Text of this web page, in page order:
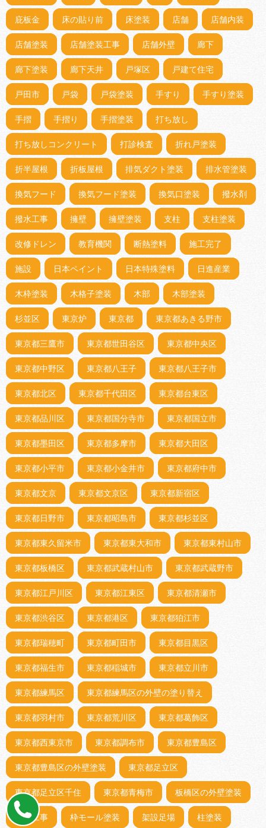
庇板金 床の貼り前 床塗装 店舗 店舗内装
店舗塗装 店舗塗装工事 店舗外壁 廊下
廊下塗装 廊下天井 戸塚区 戸建て住宅
戸田市 戸袋 戸袋塗装 手すり 手すり塗装
手摺 手摺り 手摺塗装 打ち放し
打ち放しコンクリート 打診検査 折れ戸塗装
折半屋根 折板屋根 排気ダクト塗装 排水管塗装
換気フード 換気フード塗装 換気口塗装 撥水剤
撥水工事 擁壁 擁壁塗装 支柱 支柱塗装
改修ドレン 教育機関 断熱塗料 施工完了
施設 日本ペイント 日本特殊塗料 日進産業
木枠塗装 木格子塗装 木部 木部塗装
杉並区 東京炉 東京都 東京都あきる野市
東京都三鷹市 東京都世田谷区 東京都中央区
東京都中野区 東京都八王子 東京都八王子市
東京都北区 東京都千代田区 東京都台東区
東京都品川区 東京都国分寺市 東京都国立市
東京都墨田区 東京都多摩市 東京都大田区
東京都小平市 東京都小金井市 東京都府中市
東京都文京 東京都文京区 東京都新宿区
東京都日野市 東京都昭島市 東京都杉並区
東京都東久留米市 東京都東大和市 東京都東村山市
東京都板橋区 東京都武蔵村山市 東京都武蔵野市
東京都江戸川区 東京都江東区 東京都清瀬市
東京都渋谷区 東京都港区 東京都狛江市
東京都瑞穂町 東京都町田市 東京都目黒区
東京都福生市 東京都稲城市 東京都立川市
東京都練馬区 東京都練馬区の外壁の塗り替え
東京都羽村市 東京都荒川区 東京都葛飾区
東京都西東京市 東京都調布市 東京都豊島区
東京都豊島区の外壁塗装 東京都足立区
東京都足立区千住 東京都青梅市 板橋区の外壁塗装
板金工事 枠モール塗装 架設足場 柱塗装